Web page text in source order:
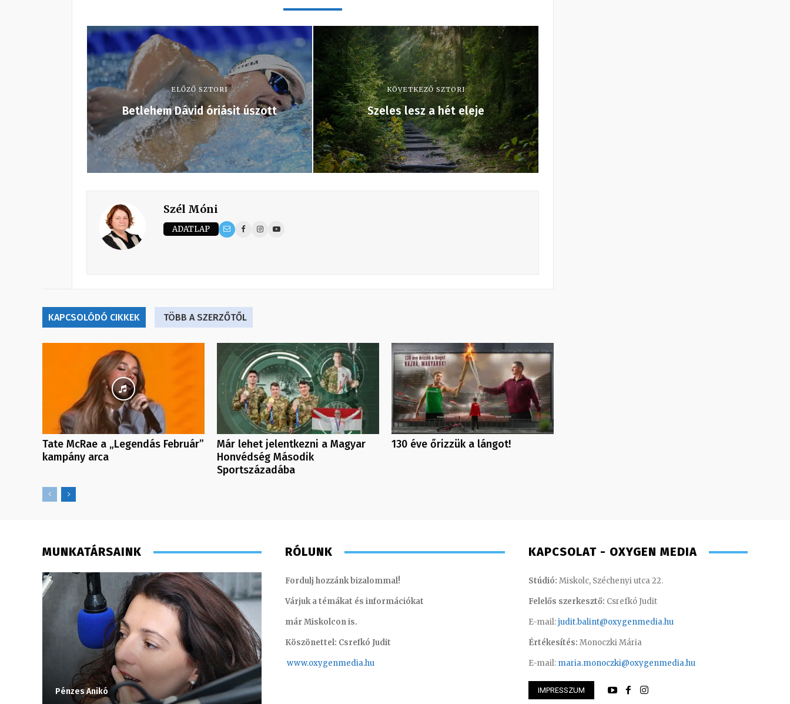
ELŐZŐ SZTORI
Betlehem Dávid óriásit úszott
KÖVETKEZŐ SZTORI
Szeles lesz a hét eleje
Szél Móni
ADATLAP
KAPCSOLÓDÓ CIKKEK TÖBB A SZERZŐTŐL
Tate McRae a „Legendás Február”
kampány arca
Már lehet jelentkezni a Magyar
Honvédség Második
Sportszázadába
130 éve őrizzük a lángot!
MUNKATÁRSAINK
Pénzes Anikó Gombos Éva – sales manager
RÓLUNK
Fordulj hozzánk bizalommal!
Várjuk a témákat és információkat
már Miskolcon is.
Köszönettel: Csrefkó Judit
www.oxygenmedia.hu
KAPCSOLAT - OXYGEN MEDIA
Stúdió: Miskolc, Széchenyi utca 22.
Felelős szerkesztő: Csrefkó Judit
E-mail:judit.balint@oxygenmedia.hu
Értékesítés: Monoczki Mária
E-mail: maria.monoczki@oxygenmedia.hu
IMPRESSZUM